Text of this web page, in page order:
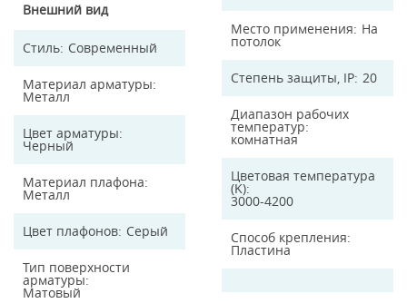
Внешний вид
Стиль Современный
Материал арматуры
Металл
Цвет арматуры
Черный
Материал плафона
Металл
Цвет плафонов Серый
Тип поверхности
арматуры
Матовый
Место применения На
потолок
Степень защиты, IP 20
Диапазон рабочих
температур
комнатная
Цветовая температура
(K)
3000-4200
Способ крепления
Пластина